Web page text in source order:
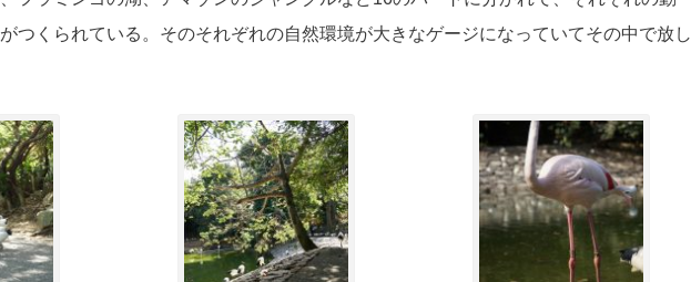
つくられている。そのそれぞれの自然環境が大きなゲージになっていてその中で放し